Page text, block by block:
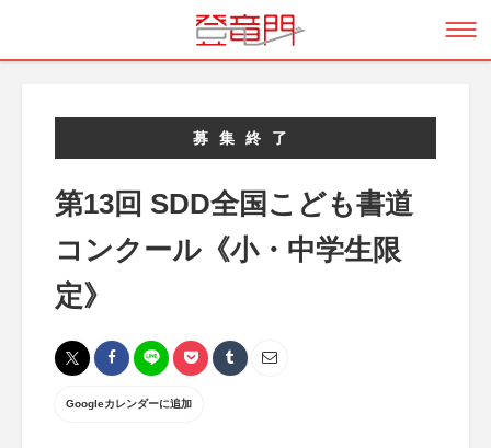
募集終了
第13回 SDD全国こども書道
コンクール《小・中学生限
定》
Googleカレンダーに追加